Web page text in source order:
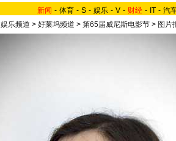
新闻 - 体育 - S - 娱乐 - V - 财经 - IT - 汽
娱乐频道 > 好莱坞频道 > 第65届威尼斯电影节> 图片